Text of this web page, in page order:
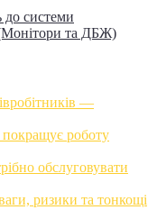
системи
та ДБЖ)
—
покращує роботу
обслуговувати
ризики та тонкощі